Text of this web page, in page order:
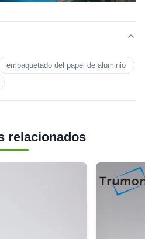
empaquetado del papel de aluminio
relacionados